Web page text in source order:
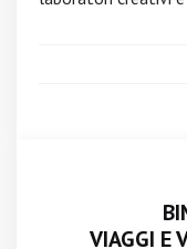
VIAGGI E